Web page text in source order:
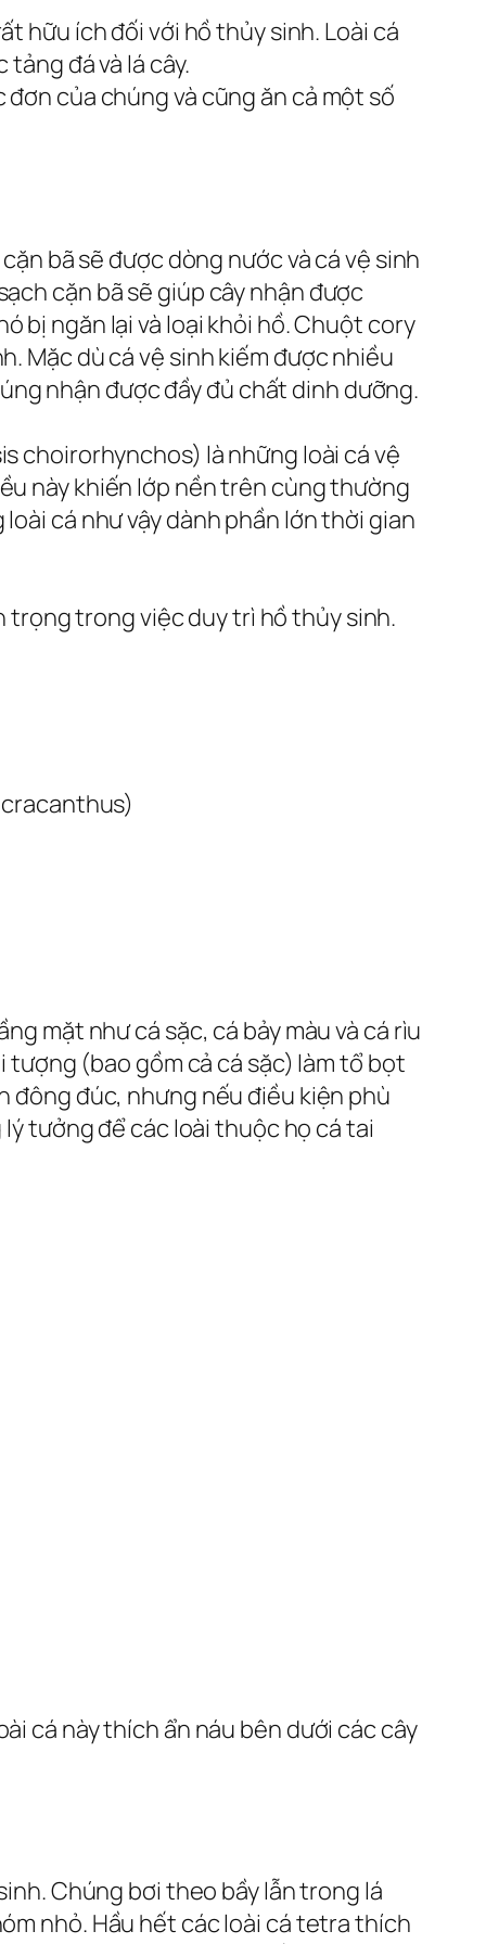
hữu ích đối với hồ thủy sinh. Loài cá
đá và lá cây.
của chúng và cũng ăn cả một số
bã sẽ được dòng nước và cá vệ sinh
cặn bã sẽ giúp cây nhận được
bị ngăn lại và loại khỏi hồ. Chuột cory
Mặc dù cá vệ sinh kiếm được nhiều
nhận được đầy đủ chất dinh dưỡng.
choirorhynchos) là những loài cá vệ
này khiến lớp nền trên cùng thường
cá như vậy dành phần lớn thời gian
trong việc duy trì hồ thủy sinh.
mặt như cá sặc, cá bảy màu và cá rìu
(bao gồm cả cá sặc) làm tổ bọt
đông đúc, nhưng nếu điều kiện phù
tưởng để các loài thuộc họ cá tai
cá này thích ẩn náu bên dưới các cây
Chúng bơi theo bầy lẫn trong lá
nhỏ. Hầu hết các loài cá tetra thích